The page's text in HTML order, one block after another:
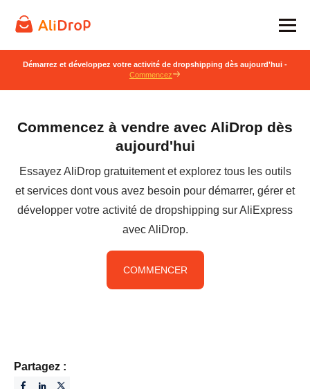
Démarrez et développez votre activité de dropshipping dès aujourd'hui -
Commencez
Commencez à vendre avec AliDrop dès
aujourd'hui
Essayez AliDrop gratuitement et explorez tous les outils
et services dont vous avez besoin pour démarrer, gérer et
développer votre activité de dropshipping sur AliExpress
avec AliDrop.
COMMENCER
Partagez :